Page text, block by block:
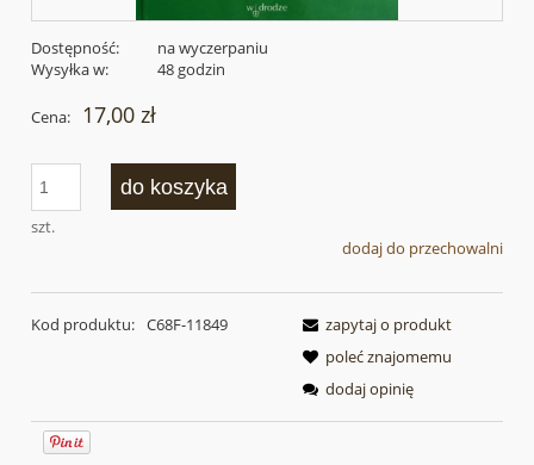
Dostępność:
na wyczerpaniu
Wysyłka w:
48 godzin
Cena: 17,00 zł
szt.
do koszyka
dodaj do przechowalni
Kod produktu: C68F-11849
zapytaj o produkt
poleć znajomemu
dodaj opinię